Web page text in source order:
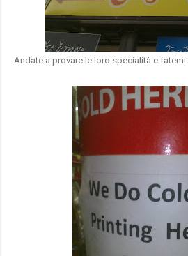
Andate a provare le loro specialità e fatemi